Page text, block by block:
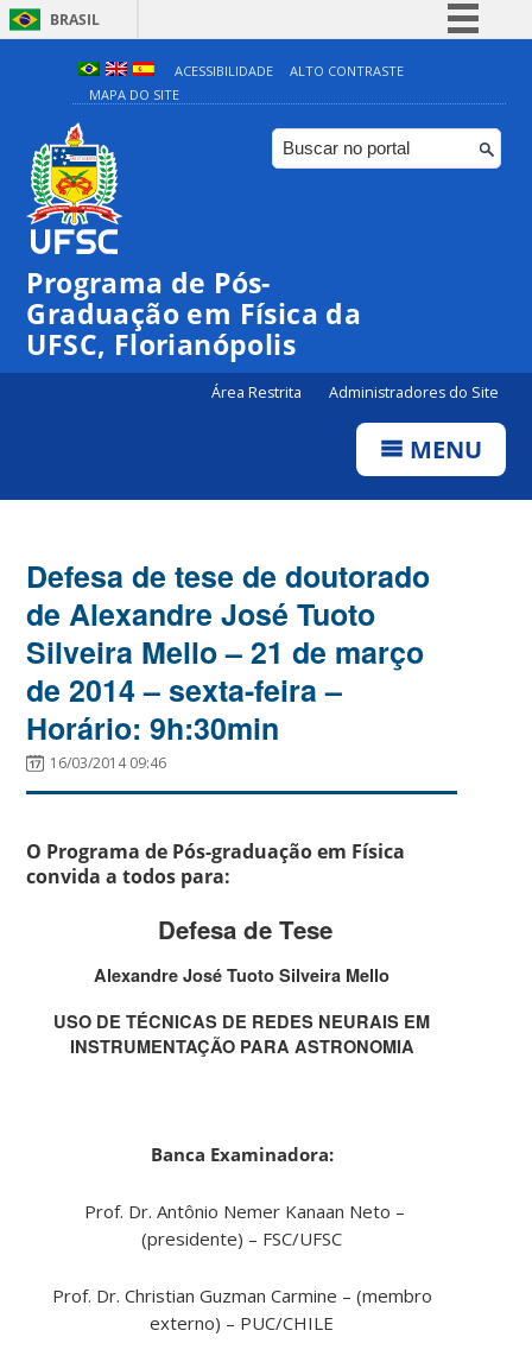
BRASIL
Simplifique!
Comunica BR
Participe
ACESSIBILIDADE
ALTO CONTRASTE
MAPA DO SITE
Programa de Pós-
Graduação em Física da
UFSC, Florianópolis
Área Restrita Administradores do Site
MENU
Defesa de tese de doutorado
de Alexandre José Tuoto
Silveira Mello – 21 de março
de 2014 – sexta-feira –
Horário: 9h:30min
16/03/2014 09:46
O Programa de Pós-graduação em Física
convida a todos para:
Defesa de Tese
Alexandre José Tuoto Silveira Mello
USO DE TÉCNICAS DE REDES NEURAIS EM
INSTRUMENTAÇÃO PARA ASTRONOMIA
Banca Examinadora:
Prof. Dr. Antônio Nemer Kanaan Neto –
(presidente) – FSC/UFSC
Prof. Dr. Christian Guzman Carmine – (membro
externo) – PUC/CHILE